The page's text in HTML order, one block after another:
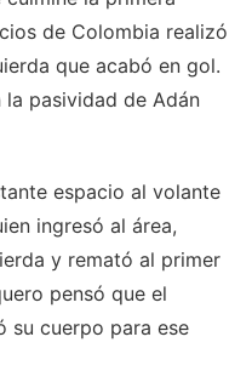
de Colombia realizó
que acabó en gol.
la pasividad de Adán
espacio al volante
ingresó al área,
y remató al primer
pensó que el
su cuerpo para ese